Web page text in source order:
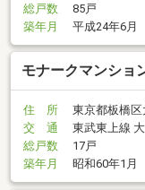
総戸数
85戸
築年月
平成24年6月
モナークマンショ
住 所
東京都板橋
交 通
東武東上線
総戸数
17戸
築年月
昭和60年1月